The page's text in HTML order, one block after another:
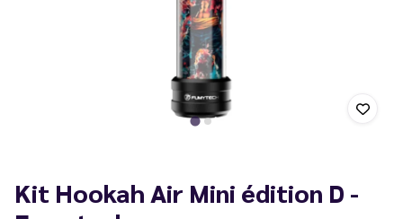
Kit Hookah Air Mini édition D -